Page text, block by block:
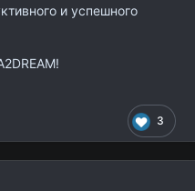
и успешного
3